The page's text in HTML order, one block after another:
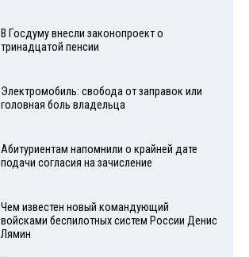
В Госдуму внесли законопроект о
тринадцатой пенсии
Электромобиль: свобода от заправок или
головная боль владельца
Абитуриентам напомнили о крайней дате
подачи согласия на зачисление
Чем известен новый командующий
войсками беспилотных систем России Денис
Лямин